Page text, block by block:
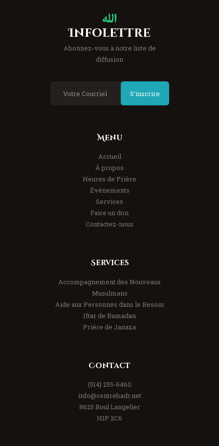
Infolettre
Abonnez-vous à notre liste de
diffusion
S'inscrire
Menu
Accueil
À propos
Heures de Prière
Événements
Services
Faire un don
Contactez-nous
Services
Accompagnement des Nouveaux
Musulmans
Aide aux Personnes dans le Besoin
Iftar de Ramadan
Prière de Janaza
Contact
(514) 255-6460
info@centrebadr.net
8625 Boul Langelier
H1P 2C6